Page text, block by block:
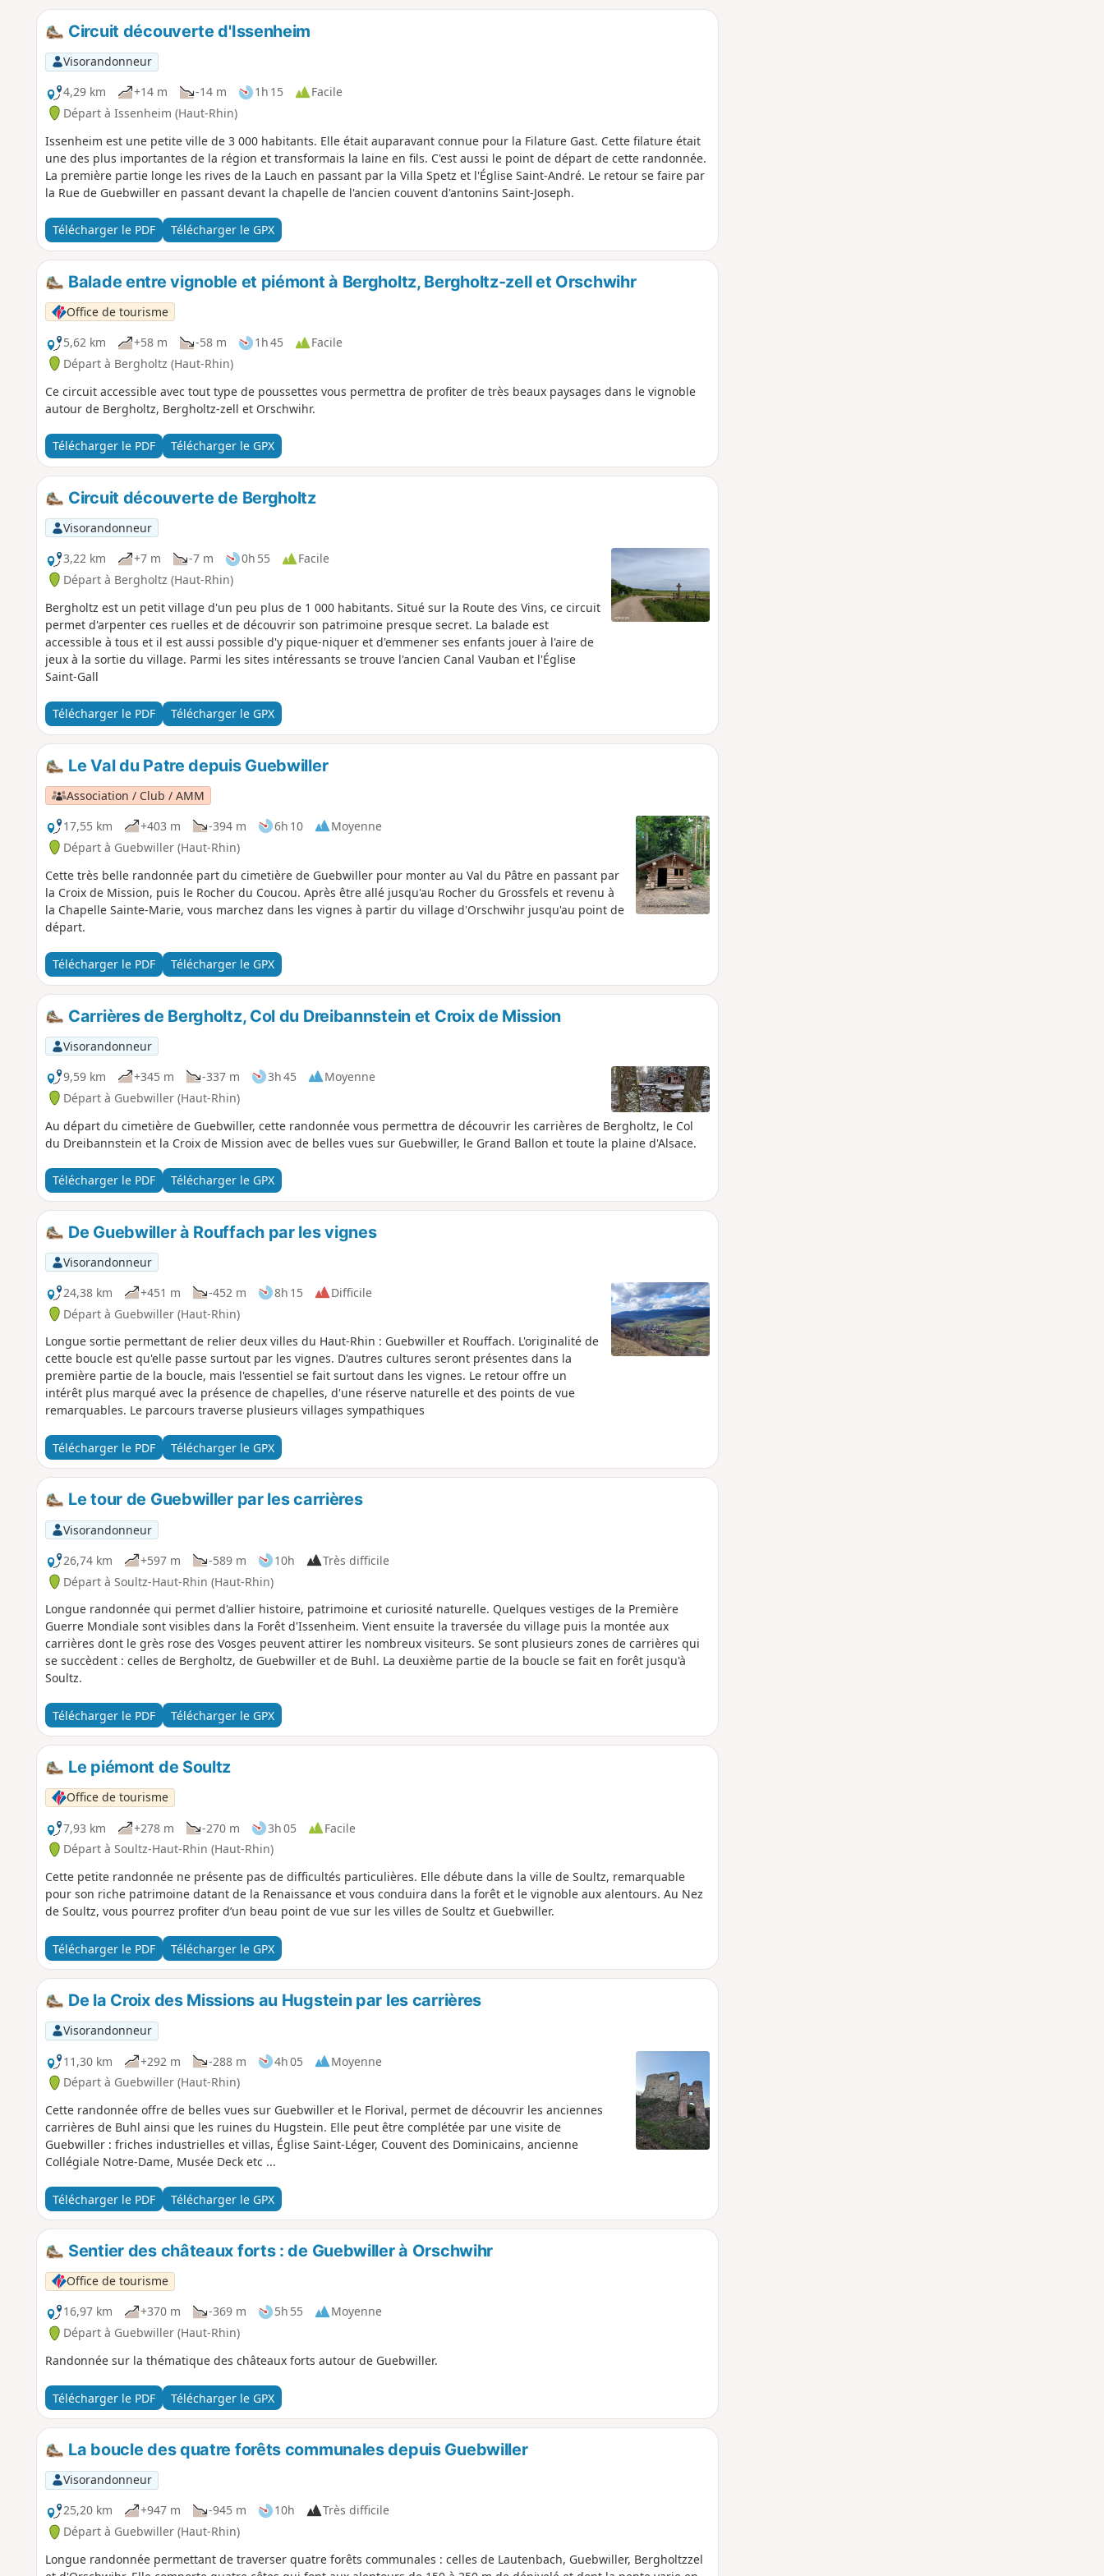
Circuit découverte d'Issenheim
Visorandonneur
4,29 km
+14 m -14 m 1h 15
Facile
Départ à Issenheim (Haut-Rhin)
Issenheim est une petite ville de 3 000 habitants. Elle était auparavant connue pour la Filature Gast. Cette filature était
une des plus importantes de la région et transformais la laine en fils. C'est aussi le point de départ de cette randonnée.
La première partie longe les rives de la Lauch en passant par la Villa Spetz et l'Église Saint-André. Le retour se faire par
la Rue de Guebwiller en passant devant la chapelle de l'ancien couvent d'antonins Saint-Joseph.
Télécharger le PDF Télécharger le GPX
Balade entre vignoble et piémont à Bergholtz, Bergholtz-zell et Orschwihr
Office de tourisme
5,62 km
+58 m -58 m 1h 45
Facile
Départ à Bergholtz (Haut-Rhin)
Ce circuit accessible avec tout type de poussettes vous permettra de profiter de très beaux paysages dans le vignoble
autour de Bergholtz, Bergholtz-zell et Orschwihr.
Télécharger le PDF Télécharger le GPX
Circuit découverte de Bergholtz
Visorandonneur
3,22 km
+7 m -7 m 0h 55
Facile
Départ à Bergholtz (Haut-Rhin)
Bergholtz est un petit village d'un peu plus de 1 000 habitants. Situé sur la Route des Vins, ce circuit
permet d'arpenter ces ruelles et de découvrir son patrimoine presque secret. La balade est
accessible à tous et il est aussi possible d'y pique-niquer et d'emmener ses enfants jouer à l'aire de
jeux à la sortie du village. Parmi les sites intéressants se trouve l'ancien Canal Vauban et l'Église
Saint-Gall
Télécharger le PDF Télécharger le GPX
Le Val du Patre depuis Guebwiller
Association / Club / AMM
17,55 km
+403 m -394 m 6h 10
Moyenne
Départ à Guebwiller (Haut-Rhin)
Cette très belle randonnée part du cimetière de Guebwiller pour monter au Val du Pâtre en passant par
la Croix de Mission, puis le Rocher du Coucou. Après être allé jusqu'au Rocher du Grossfels et revenu à
la Chapelle Sainte-Marie, vous marchez dans les vignes à partir du village d'Orschwihr jusqu'au point de
départ.
Télécharger le PDF Télécharger le GPX
Carrières de Bergholtz, Col du Dreibannstein et Croix de Mission
Visorandonneur
9,59 km
+345 m -337 m 3h 45
Moyenne
Départ à Guebwiller (Haut-Rhin)
Au départ du cimetière de Guebwiller, cette randonnée vous permettra de découvrir les carrières de Bergholtz, le Col
du Dreibannstein et la Croix de Mission avec de belles vues sur Guebwiller, le Grand Ballon et toute la plaine d'Alsace.
Télécharger le PDF Télécharger le GPX
De Guebwiller à Rouffach par les vignes
Visorandonneur
24,38 km
+451 m -452 m 8h 15
Difficile
Départ à Guebwiller (Haut-Rhin)
Longue sortie permettant de relier deux villes du Haut-Rhin : Guebwiller et Rouffach. L'originalité de
cette boucle est qu'elle passe surtout par les vignes. D'autres cultures seront présentes dans la
première partie de la boucle, mais l'essentiel se fait surtout dans les vignes. Le retour offre un
intérêt plus marqué avec la présence de chapelles, d'une réserve naturelle et des points de vue
remarquables. Le parcours traverse plusieurs villages sympathiques
Télécharger le PDF Télécharger le GPX
Le tour de Guebwiller par les carrières
Visorandonneur
26,74 km
+597 m -589 m 10h
Très difficile
Départ à Soultz-Haut-Rhin (Haut-Rhin)
Longue randonnée qui permet d'allier histoire, patrimoine et curiosité naturelle. Quelques vestiges de la Première
Guerre Mondiale sont visibles dans la Forêt d'Issenheim. Vient ensuite la traversée du village puis la montée aux
carrières dont le grès rose des Vosges peuvent attirer les nombreux visiteurs. Se sont plusieurs zones de carrières qui
se succèdent : celles de Bergholtz, de Guebwiller et de Buhl. La deuxième partie de la boucle se fait en forêt jusqu'à
Soultz.
Télécharger le PDF Télécharger le GPX
Le piémont de Soultz
Office de tourisme
7,93 km
+278 m -270 m 3h 05
Facile
Départ à Soultz-Haut-Rhin (Haut-Rhin)
Cette petite randonnée ne présente pas de difficultés particulières. Elle débute dans la ville de Soultz, remarquable
pour son riche patrimoine datant de la Renaissance et vous conduira dans la forêt et le vignoble aux alentours. Au Nez
de Soultz, vous pourrez profiter d’un beau point de vue sur les villes de Soultz et Guebwiller.
Télécharger le PDF Télécharger le GPX
De la Croix des Missions au Hugstein par les carrières
Visorandonneur
11,30 km
+292 m -288 m 4h 05
Moyenne
Départ à Guebwiller (Haut-Rhin)
Cette randonnée offre de belles vues sur Guebwiller et le Florival, permet de découvrir les anciennes
carrières de Buhl ainsi que les ruines du Hugstein. Elle peut être complétée par une visite de
Guebwiller : friches industrielles et villas, Église Saint-Léger, Couvent des Dominicains, ancienne
Collégiale Notre-Dame, Musée Deck etc ...
Télécharger le PDF Télécharger le GPX
Sentier des châteaux forts : de Guebwiller à Orschwihr
Office de tourisme
16,97 km
+370 m -369 m 5h 55
Moyenne
Départ à Guebwiller (Haut-Rhin)
Randonnée sur la thématique des châteaux forts autour de Guebwiller.
Télécharger le PDF Télécharger le GPX
La boucle des quatre forêts communales depuis Guebwiller
Visorandonneur
25,20 km
+947 m -945 m 10h
Très difficile
Départ à Guebwiller (Haut-Rhin)
Longue randonnée permettant de traverser quatre forêts communales : celles de Lautenbach, Guebwiller, Bergholtzzel